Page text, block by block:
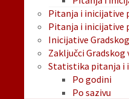
Pitanja i inicijative
Pitanja i inicijative
Inicijative
Zaključci Gradskog
Statistika pitanja i
Po godini
Po sazivu